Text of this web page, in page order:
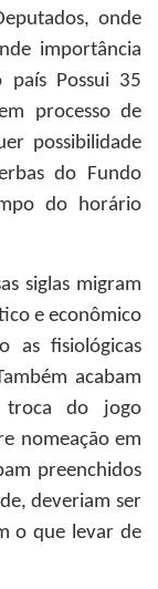
onde
importância
Possui 35
processo de
possibilidade
do Fundo
do horário
siglas migram
e econômico
as fisiológicas
acabam
troca do jogo
nomeação em
preenchidos
deveriam ser
o que levar de